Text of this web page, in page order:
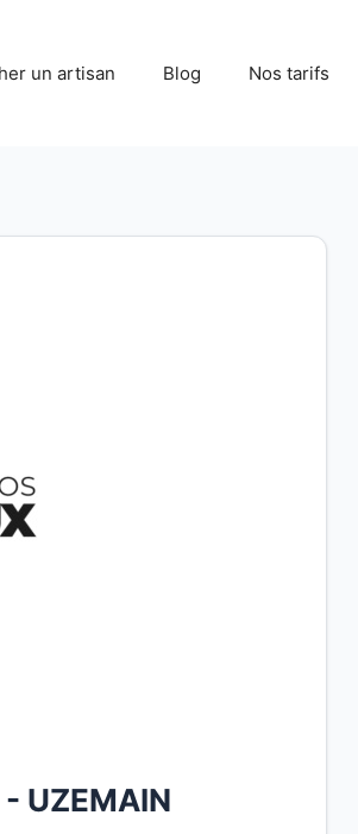
un artisan Blog Nos tarifs
UZEMAIN